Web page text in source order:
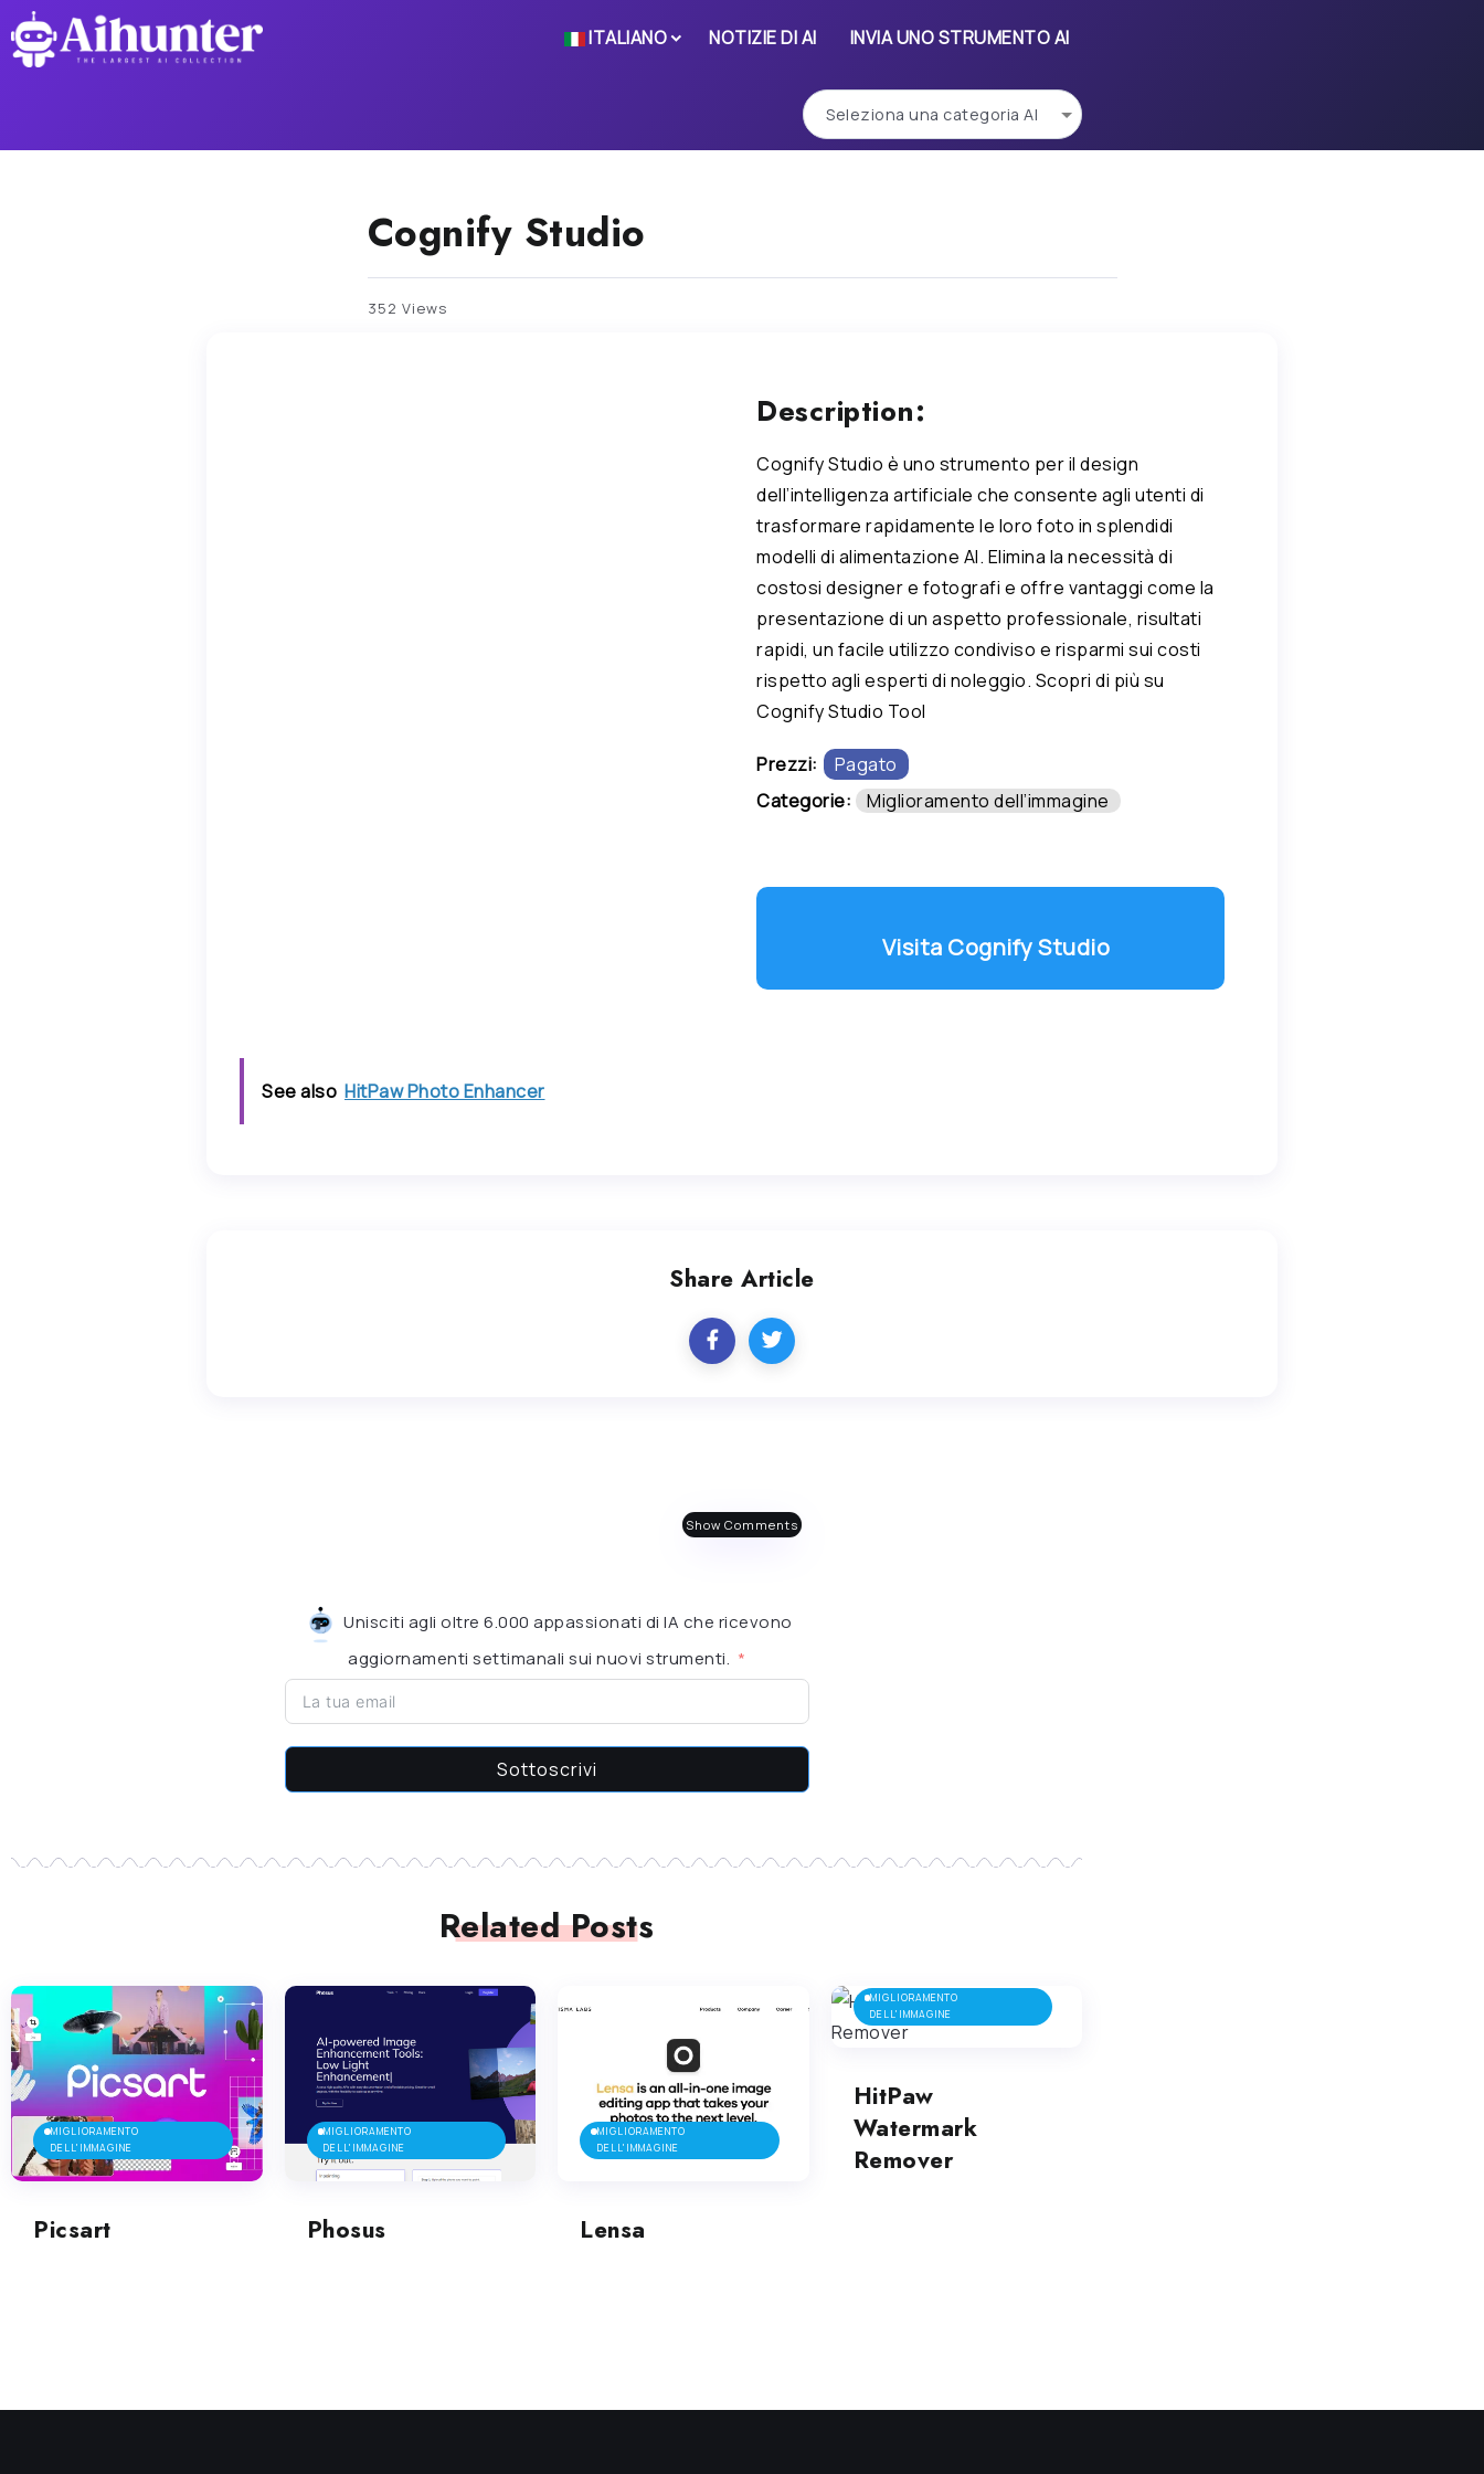
ITALIANO NOTIZIE DI AI INVIA UNO STRUMENTO AI
Cognify Studio
352 Views
Description:
Cognify Studio è uno strumento per il design
dell’intelligenza artificiale che consente agli utenti di
trasformare rapidamente le loro foto in splendidi
modelli di alimentazione AI. Elimina la necessità di
costosi designer e fotografi e offre vantaggi come la
presentazione di un aspetto professionale, risultati
rapidi, un facile utilizzo condiviso e risparmi sui costi
rispetto agli esperti di noleggio. Scopri di più su
Cognify Studio Tool
Prezzi:
Pagato
Categorie:
Miglioramento dell’immagine
Visita Cognify Studio
See also HitPaw Photo Enhancer
Share Article
Show Comments
Unisciti agli oltre 6.000 appassionati di IA che ricevono
aggiornamenti settimanali sui nuovi strumenti.
Sottoscrivi
Related Posts
MIGLIORAMENTO
DELL'IMMAGINE
Picsart
MIGLIORAMENTO
DELL'IMMAGINE
Phosus
MIGLIORAMENTO
DELL'IMMAGINE
Lensa
MIGLIORAMENTO
DELL'IMMAGINE
HitPaw
Watermark
Remover